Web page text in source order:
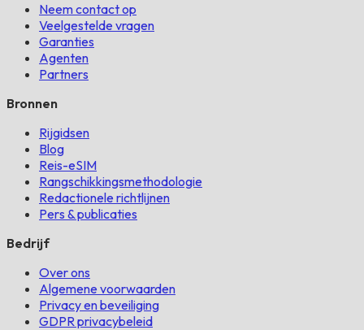
Neem contact op
Veelgestelde vragen
Garanties
Agenten
Partners
Bronnen
Rijgidsen
Blog
Reis-eSIM
Rangschikkingsmethodologie
Redactionele richtlijnen
Pers & publicaties
Bedrijf
Over ons
Algemene voorwaarden
Privacy en beveiliging
GDPR privacybeleid